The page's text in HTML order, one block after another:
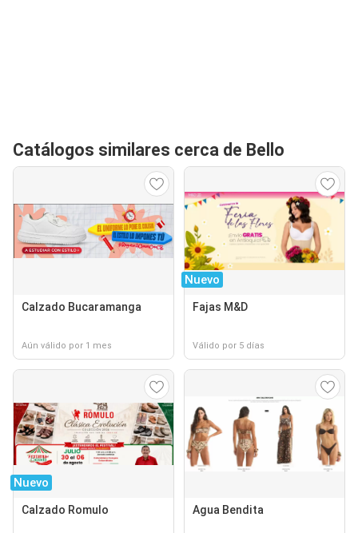
Catálogos similares cerca de Bello
Calzado Bucaramanga
Aún válido por 1 mes
Nuevo
Fajas M&D
Válido por 5 días
Nuevo
Calzado Romulo Agua Bendita